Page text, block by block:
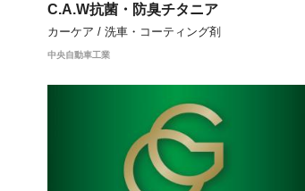
C.A.W抗菌・防臭チタニア
カーケア / 洗車・コーティング剤
中央自動車工業